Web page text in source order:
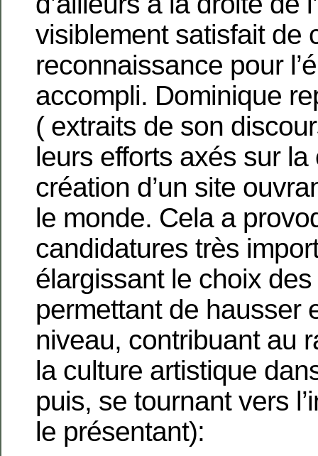
visiblement satisfait de
reconnaissance pour
accompli. Dominique
( extraits de son
leurs efforts axés sur
création d’un site
le monde. Cela a
candidatures très
élargissant le choix
permettant de hausser
niveau, contribuant au
la culture artistique
puis, se tournant vers
le présentant):